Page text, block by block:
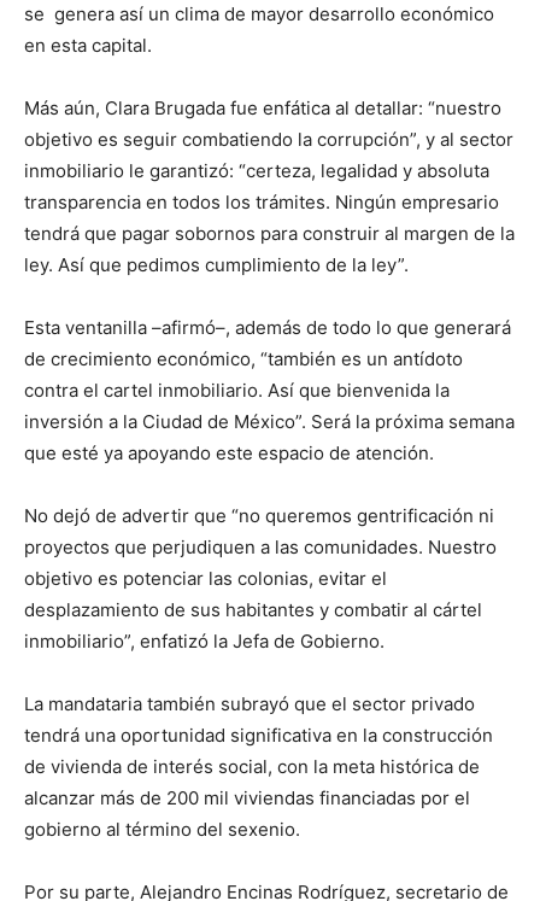
se genera así un clima de mayor desarrollo económico
en esta capital.
Más aún, Clara Brugada fue enfática al detallar: “nuestro
objetivo es seguir combatiendo la corrupción”, y al sector
inmobiliario le garantizó: “certeza, legalidad y absoluta
transparencia en todos los trámites. Ningún empresario
tendrá que pagar sobornos para construir al margen de la
ley. Así que pedimos cumplimiento de la ley”.
Esta ventanilla –afirmó–, además de todo lo que generará
de crecimiento económico, “también es un antídoto
contra el cartel inmobiliario. Así que bienvenida la
inversión a la Ciudad de México”. Será la próxima semana
que esté ya apoyando este espacio de atención.
No dejó de advertir que “no queremos gentrificación ni
proyectos que perjudiquen a las comunidades. Nuestro
objetivo es potenciar las colonias, evitar el
desplazamiento de sus habitantes y combatir al cártel
inmobiliario”, enfatizó la Jefa de Gobierno.
La mandataria también subrayó que el sector privado
tendrá una oportunidad significativa en la construcción
de vivienda de interés social, con la meta histórica de
alcanzar más de 200 mil viviendas financiadas por el
gobierno al término del sexenio.
Por su parte, Alejandro Encinas Rodríguez, secretario de